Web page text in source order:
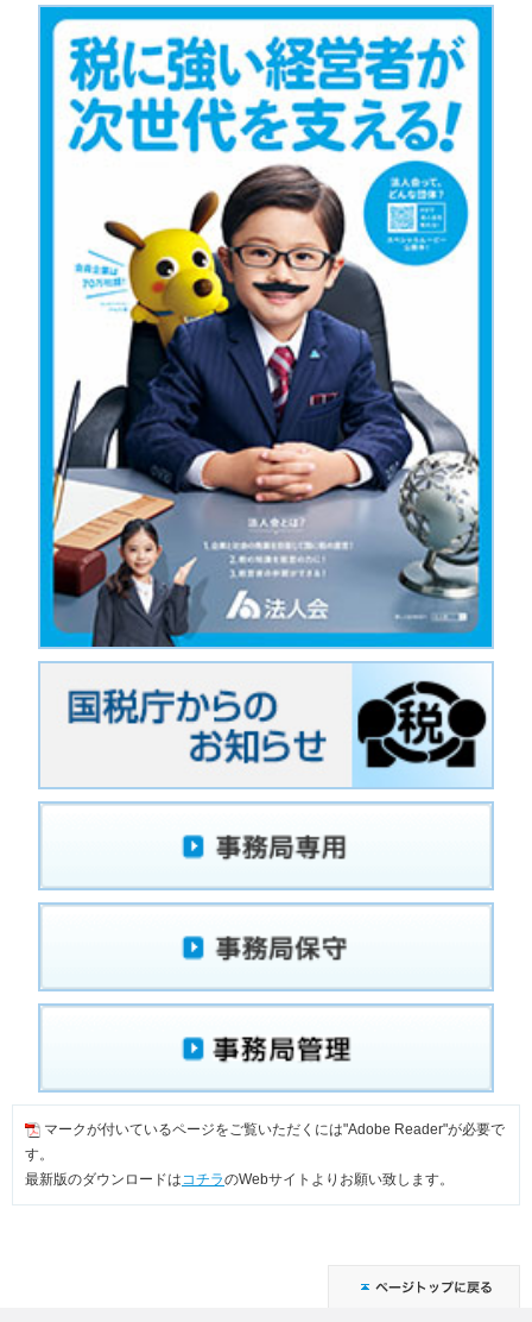
マークが付いているページをご覧いただくには"Adobe Reader"が必要で
す。
最新版のダウンロードはコチラのWebサイトよりお願い致します。